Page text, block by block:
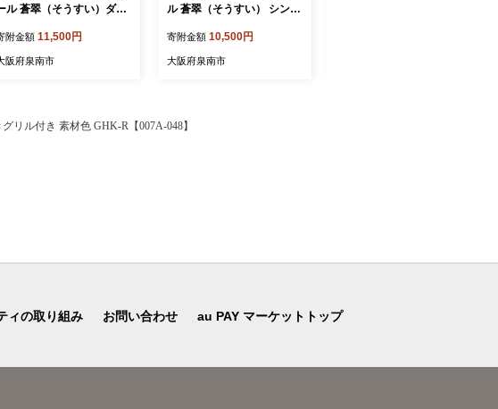
ル 蒼翠（そうすい）ダブ
・沖縄】【2026年8月お
け】トイレ 人気 日用品
附金額 11,500円
阪府泉南市
ル 蒼翠（そうすい） シング
道・沖縄】【60営業日以内
に発送】 といれっとぺーぱ
寄附金額 10,500円
大阪府泉南市
リル付き 素材色 GHK-R【007A-048】
ィの取り組み お問い合わせ au PAY マーケットトップ